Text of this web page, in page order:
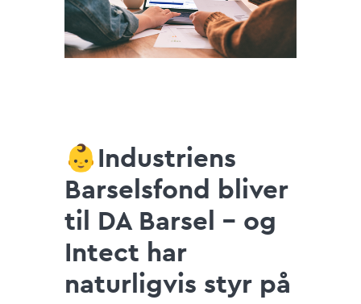
👶Industriens
Barselsfond bliver
til DA Barsel – og
Intect har
naturligvis styr på